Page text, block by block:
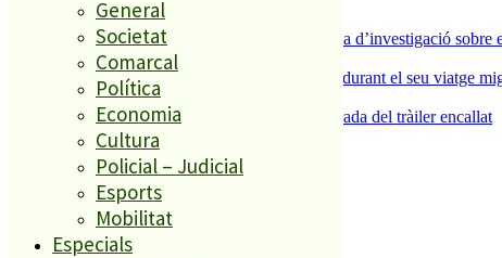
General
Societat
Comarcal
Política
Economia
Cultura
Policial – Judicial
Esports
Mobilitat
Especials
Un historiador local guanya la primera beca d’investigació sobre
Un grup de cigonyes fa parada a Palafolls durant el seu viatge
Normalitat a Ciutat Jardí després de la retirada del tràiler encallat
El més llegit